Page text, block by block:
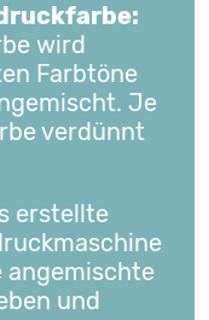
wird
Farbtöne
Je
verdünnt
erstellte
angemischte
und